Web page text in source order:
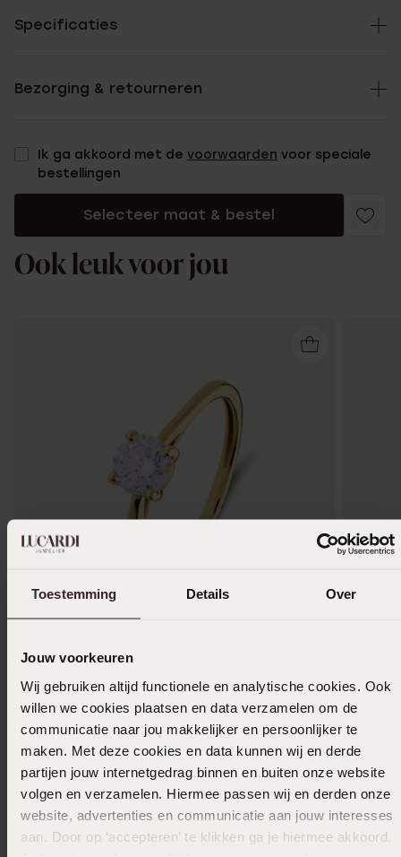
Toestemming Details Over
Jouw voorkeuren
Wij gebruiken altijd functionele en analytische cookies. Ook
willen we cookies plaatsen en data verzamelen om de
communicatie naar jou makkelijker en persoonlijker te
maken. Met deze cookies en data kunnen wij en derde
partijen jouw internetgedrag binnen en buiten onze website
volgen en verzamelen. Hiermee passen wij en derden onze
website, advertenties en communicatie aan jouw interesses
aan. Door op ‘accepteren’ te klikken ga je hiermee akkoord.
Specificaties
Bezorging & retourneren
Ik ga akkoord met de voorwaarden voor speciale
bestellingen
Selecteer maat & bestel
Ook leuk voor jou
14 karaat gouden ring met lab grown diamant
0.50ct
749 99
Nieuw
1.12ct
1599